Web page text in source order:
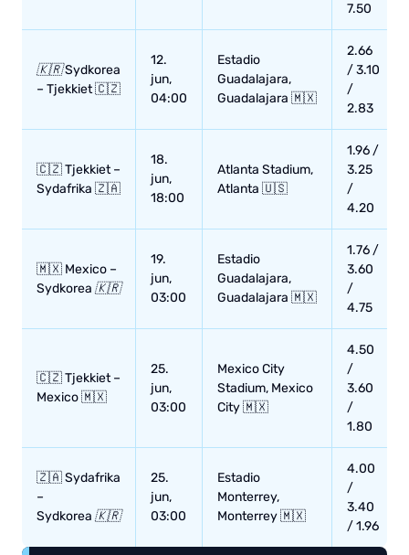
7.50
🇰🇷Sydkorea
– Tjekkiet 🇨🇿
12.
jun,
04:00
Estadio
Guadalajara,
Guadalajara 🇲🇽
2.66
/ 3.10
/
2.83
🇨🇿 Tjekkiet –
Sydafrika 🇿🇦
18.
jun,
18:00
Atlanta Stadium,
Atlanta 🇺🇸
1.96 /
3.25
/
4.20
🇲🇽 Mexico –
Sydkorea 🇰🇷
19.
jun,
03:00
Estadio
Guadalajara,
Guadalajara 🇲🇽
1.76 /
3.60
/
4.75
🇨🇿 Tjekkiet –
Mexico 🇲🇽
25.
jun,
03:00
Mexico City
Stadium, Mexico
City 🇲🇽
4.50
/
3.60
/
1.80
🇿🇦 Sydafrika
–
Sydkorea 🇰🇷
25.
jun,
03:00
Estadio
Monterrey,
Monterrey 🇲🇽
4.00
/
3.40
/ 1.96